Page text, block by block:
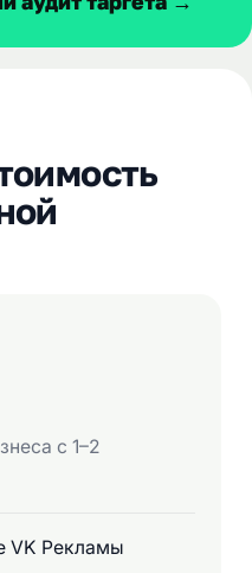
с 1–2
VK Рекламы